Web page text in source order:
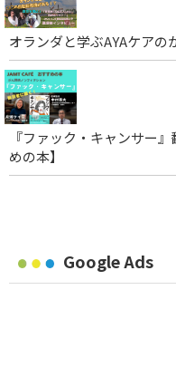
オランダと学ぶAYAケアの
『ファック・キャンサー
めの本】
Google Ads